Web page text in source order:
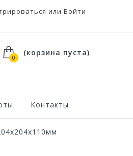
или Войти
0
(корзина пуста)
Контакты